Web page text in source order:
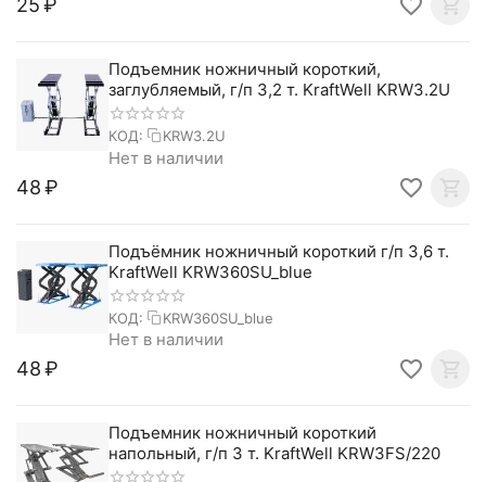
‍25‍ ₽
Подъемник ножничный короткий,
заглубляемый, г/п 3,2 т. KraftWell KRW3.2U
КОД: KRW3.2U
Нет в наличии
‍48‍ ₽
Подъёмник ножничный короткий г/п 3,6 т.
KraftWell KRW360SU_blue
КОД: KRW360SU_blue
Нет в наличии
‍48‍ ₽
Подъемник ножничный короткий
напольный, г/п 3 т. KraftWell KRW3FS/220